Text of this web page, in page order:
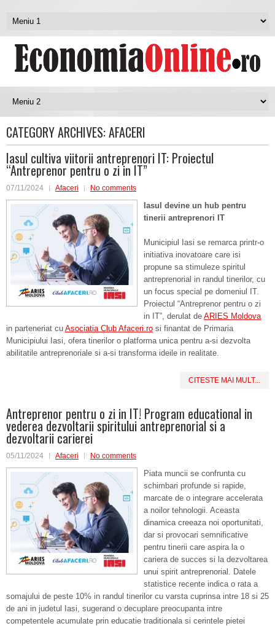
CATEGORY ARCHIVES:AFACERI
Iasul cultiva viitorii antreprenori IT: Proiectul
“Antreprenor pentru o zi in IT”
07/11/2024 Afaceri No comments
Iasul devine un hub pentru
tinerii antreprenori IT
Municipiul Iasi se remarca printr-o
initiativa inovatoare care isi
propune sa stimuleze spiritul
antreprenorial in randul tinerilor, cu
un focus special pe domeniul IT.
Proiectul “Antreprenor pentru o zi
in IT”, derulat de ARIES Moldova
in parteneriat cu Asociatia Club Afaceri.ro si finantat de Primaria
Municipiului Iasi, ofera tinerilor o platforma unica pentru a-si dezvolta
abilitatile antreprenoriale si a-si transforma ideile in realitate.
CITESTE MAI MULT...
Antreprenor pentru o zi in IT! Program educational in
vederea dezvoltarii spiritului antreprenorial si a
dezvoltarii carierei
05/11/2024 Afaceri No comments
Piata muncii se confrunta cu
schimbari profunde si rapide,
marcate de o integrare accelerata
a noilor tehnologii. Aceasta
dinamica creeaza noi oportunitati,
dar si provocari semnificative
pentru tinerii care aspira la o
cariera de succes si la dezvoltarea
unui spirit antreprenorial. Datele
statistice recente indica o rata a
somajului de peste 10% in randul tinerilor cu varsta cuprinsa intre 18 si 25
de ani in judetul Iasi, sugerand o decuplare preocupanta intre
competentele acumulate prin educatie traditionala si cerintele pietei